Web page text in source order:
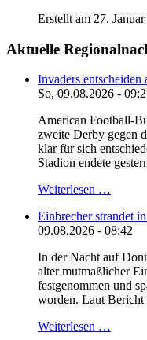
Erstellt am 27.
Aktuelle
Invaders
So, 09.08.2026 -
American Football-
zweite Derby gegen
klar für sich
Stadion endete
Weiterlesen …
Einbrecher strandet
09.08.2026 - 08:42
In der Nacht auf
alter mutmaßlicher
festgenommen und
worden. Laut Bericht
Weiterlesen …